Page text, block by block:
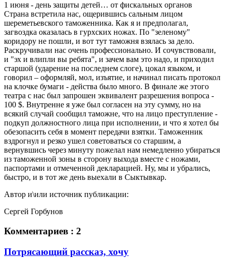
1 июня - день защиты детей… от фискальных органов
Страна встретила нас, ощерившись сальным лицом
шереметьевского таможенника. Как я и предполагал,
загвоздка оказалась в гурхских ножах. По "зеленому"
коридору не пошли, и вот тут таможня взялась за дело.
Раскручивали нас очень профессионально. И сочувствовали,
и "эх и влипли вы ребята", и зачем вам это надо, и приходил
старшой (ударение на последнем слоге), цокал языком, и
говорил – оформляй, мол, изъятие, и начинал писать протокол
на клочке бумаги - действа было много. В финале же этого
театра с нас был запрошен эквивалент разрешения вопроса -
100 $. Внутренне я уже был согласен на эту сумму, но на
всякий случай сообщил таможне, что на лицо преступление -
подкуп должностного лица при исполнении, и что я хотел бы
обезопасить себя в момент передачи взятки. Таможенник
вздрогнул и резко ушел советоваться со старшим, а
вернувшись через минуту пожелал нам немедленно убираться
из таможенной зоны в сторону выхода вместе с ножами,
паспортами и отмеченной декларацией. Ну, мы и убрались,
быстро, и в тот же день выехали в Сыктывкар.
Автор и\или источник публикации:
Cергей Горбунов
Комментариев : 2
Потрясающий рассказ, хочу